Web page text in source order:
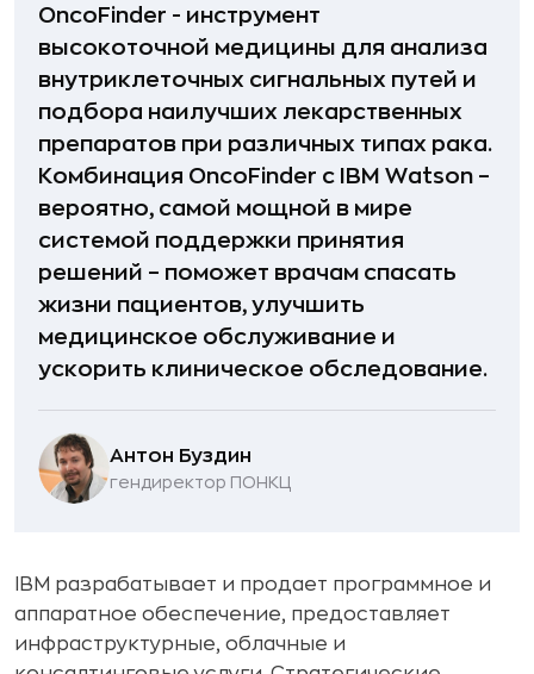
OncoFinder - инструмент
высокоточной медицины для анализа
внутриклеточных сигнальных путей и
подбора наилучших лекарственных
препаратов при различных типах рака.
Комбинация OncoFinder с IBM Watson –
вероятно, самой мощной в мире
системой поддержки принятия
решений – поможет врачам спасать
жизни пациентов, улучшить
медицинское обслуживание и
ускорить клиническое обследование.
Антон Буздин
гендиректор ПОНКЦ
IBM разрабатывает и продает программное и
аппаратное обеспечение, предоставляет
инфраструктурные, облачные и